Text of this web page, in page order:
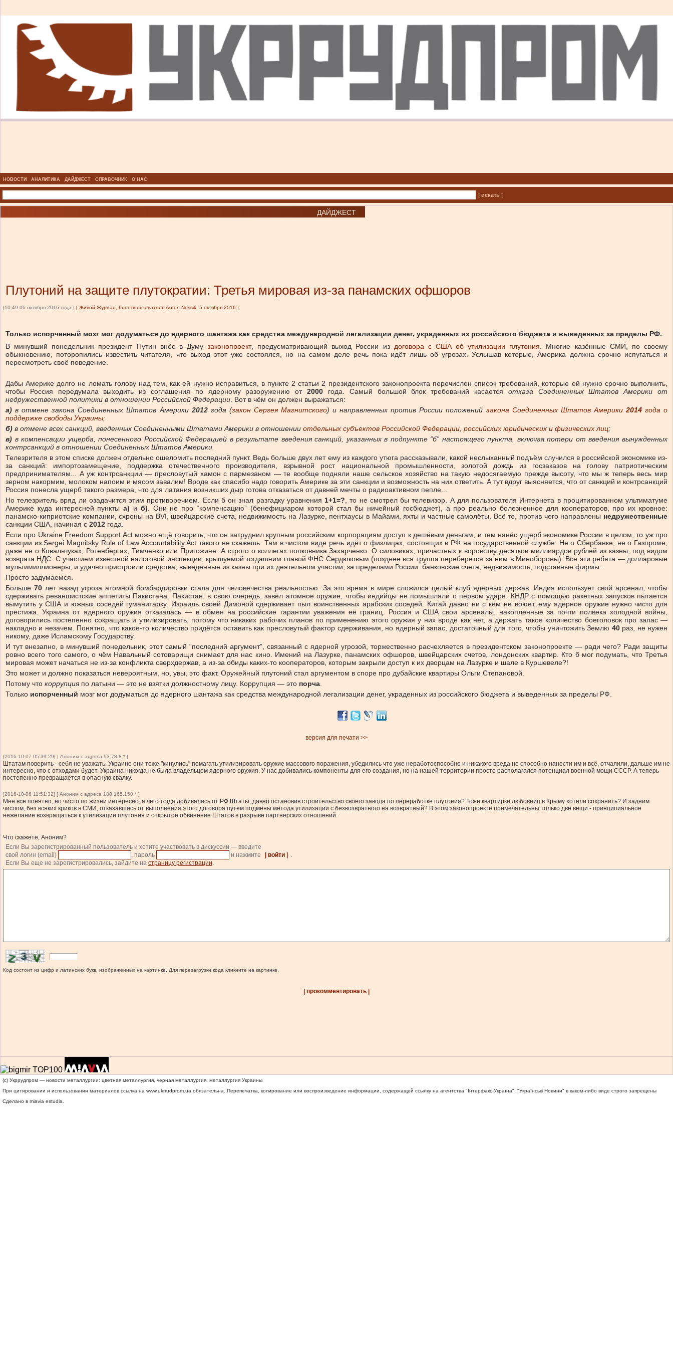
НОВОСТИ АНАЛИТИКА ДАЙДЖЕСТ СПРАВОЧНИК О НАС
| искать |
ДАЙДЖЕСТ
Плутоний на защите плутократии: Третья мировая из-за панамских офшоров
[10:49 06 октября 2016 года ] [ Живой Журнал, блог пользователя Anton Nossik, 5 октября 2016 ]
Только испорченный мозг мог додуматься до ядерного шантажа как средства международной легализации денег, украденных из российского бюджета и выведенных за пределы РФ.
В минувший понедельник президент Путин внёс в Думузаконопроект, предусматривающий выход России из договора с США об утилизации плутония . Многие казённые СМИ, по своему
обыкновению, поторопились известить читателя, что выход этот уже состоялся, но на самом деле речь пока идёт лишь об угрозах. Услышав которые, Америка должна срочно испугаться и
пересмотреть своё поведение.
Дабы Америке долго не ломать голову над тем, как ей нужно исправиться, в пункте 2 статьи 2 президентского законопроекта перечислен список требований, которые ей нужно срочно выполнить,
чтобы Россия передумала выходить из соглашения по ядерному разоружению от2000 года. Самый большой блок требований касается отказа Соединенных Штатов Америки от
недружественной политики в отношении Российской Федерации . Вот в чём он должен выражаться:
а) в отмене закона Соединенных Штатов Америки 2012года (закон Сергея Магнитского) и направленных против России положений закона Соединенных Штатов Америки 2014года о
поддержке свободы Украины;
б) в отмене всех санкций, введенных Соединенными Штатами Америки в отношении отдельных субъектов Российской Федерации, российских юридических и физических лиц;
в) в компенсации ущерба, понесенного Российской Федерацией в результате введения санкций, указанных в подпункте “б” настоящего пункта, включая потери от введения вынужденных
контрсанкций в отношении Соединенных Штатов Америки.
Телезрителя в этом списке должен отдельно ошеломить последний пункт. Ведь больше двух лет ему из каждого утюга рассказывали, какой неслыханный подъём случился в российской экономике из-
за санкций: импортозамещение, поддержка отечественного производителя, взрывной рост национальной промышленности, золотой дождь из госзаказов на голову патриотическим
предпринимателям... А уж контрсанкции — пресловутый хамон с пармезаном — те вообще подняли наше сельское хозяйство на такую недосягаемую прежде высоту, что мы ж теперь весь мир
зерном накормим, молоком напоим и мясом завалим! Вроде как спасибо надо говорить Америке за эти санкции и возможность на них ответить. А тут вдруг выясняется, что от санкций и контрсанкций
Россия понесла ущерб такого размера, что для латания возникших дыр готова отказаться от давней мечты о радиоактивном пепле...
Но телезритель вряд ли озадачится этим противоречием. Если б он знал разгадку уравнения 1+1=? , то не смотрел бы телевизор. А для пользователя Интернета в процитированном ультиматуме
Америке куда интересней пунктыа) и б) . Они не про “компенсацию” (бенефициаром которой стал бы ничейный госбюджет), а про реально болезненное для кооператоров, про их кровное:
панамско-киприотские компании, схроны на BVI, швейцарские счета, недвижимость на Лазурке, пентхаусы в Майами, яхты и частные самолёты. Всё то, против чего направлены недружественные
санкции США, начиная с 2012 года.
Если про Ukraine Freedom Support Act можно ещё говорить, что он затруднил крупным российским корпорациям доступ к дешёвым деньгам, и тем нанёс ущерб экономике России в целом, то уж про
санкции из Sergei Magnitsky Rule of Law Accountability Act такого не скажешь. Там в чистом виде речь идёт о физлицах, состоящих в РФ на государственной службе. Не о Сбербанке, не о Газпроме,
даже не о Ковальчуках, Ротенбергах, Тимченко или Пригожине. А строго о коллегах полковника Захарченко. О силовиках, причастных к воровству десятков миллиардов рублей из казны, под видом
возврата НДС. С участием известной налоговой инспекции, крышуемой тогдашним главой ФНС Сердюковым (позднее вся труппа переберётся за ним в Минобороны). Все эти ребята — долларовые
мультимиллионеры, и удачно пристроили средства, выведенные из казны при их деятельном участии, за пределами России: банковские счета, недвижимость, подставные фирмы...
Просто задумаемся.
Больше 70лет назад угроза атомной бомбардировки стала для человечества реальностью. За это время в мире сложился целый клуб ядерных держав. Индия использует свой арсенал, чтобы
сдерживать реваншистские аппетиты Пакистана. Пакистан, в свою очередь, завёл атомное оружие, чтобы индийцы не помышляли о первом ударе. КНДР с помощью ракетных запусков пытается
вымутить у США и южных соседей гуманитарку. Израиль своей Димоной сдерживает пыл воинственных арабских соседей. Китай давно ни с кем не воюет, ему ядерное оружие нужно чисто для
престижа. Украина от ядерного оружия отказалась — в обмен на российские гарантии уважения её границ. Россия и США свои арсеналы, накопленные за почти полвека холодной войны,
договорились постепенно сокращать и утилизировать, потому что никаких рабочих планов по применению этого оружия у них вроде как нет, а держать такое количество боеголовок про запас —
накладно и незачем. Понятно, что какое-то количество придётся оставить как пресловутый фактор сдерживания, но ядерный запас, достаточный для того, чтобы уничтожить Землю 40раз, не нужен
никому, даже Исламскому Государству.
И тут внезапно, в минувший понедельник, этот самый “последний аргумент”, связанный с ядерной угрозой, торжественно расчехляется в президентском законопроекте — ради чего? Ради защиты
ровно всего того самого, о чём Навальный сотоварищи снимает для нас кино. Имений на Лазурке, панамских офшоров, швейцарских счетов, лондонских квартир. Кто б мог подумать, что Третья
мировая может начаться не из-за конфликта сверхдержав, а из-за обиды каких-то кооператоров, которым закрыли доступ к их дворцам на Лазурке и шале в Куршевеле?!
Это может и должно показаться невероятным, но, увы, это факт. Оружейный плутоний стал аргументом в споре про дубайские квартиры Ольги Степановой.
Потому что коррупция по латыни — это не взятки должностному лицу. Коррупция — это порча
Только испорченный мозг мог додуматься до ядерного шантажа как средства международной легализации денег, украденных из российского бюджета и выведенных за пределы РФ.
версия для печати >>
[2016-10-07 05:39:29] [ Аноним с адреса 93.78.8.* ]
Штатам поверить - себя не уважать. Украине они тоже "кинулись" помагать утилизировать оружие массового поражения, убедились что уже неработоспособно и никакого вреда не способно нанести им и всё, отчалили, дальше им не
интересно, что с отходами будет. Украина никогда не была владельцем ядерного оружия. У нас добивались компоненты для его создания, но на нашей территории просто располагался потенциал военной мощи СССР. А теперь
постепенно превращается в опасную свалку.
[2016-10-06 11:51:32] [ Аноним с адреса 188.165.150.* ]
Мне все понятно, но чисто по жизни интересно, а чего тогда добивались от РФ Штаты, давно остановив строительство своего завода по переработке плутония? Тоже квартирки любовниц в Крыму хотели сохранить? И задним
числом, без всяких криков в СМИ, отказавшись от выполнения этого договора путем подмены метода утилизации с безвозвратного на возвратный? В этом законопроекте примечательны только две вещи - принципиальное
нежелание возвращаться к утилизации плутония и открытое обвинение Штатов в разрыве партнерских отношений.
Что скажете, Аноним?
Если Вы зарегистрированный пользователь и хотите участвовать в дискуссии — введите
свой логин (email)
, пароль и нажмите | войти |
.
Если Вы еще не зарегистрировались, зайдите на страницу регистрации.
Код состоит из цифр и латинских букв, изображенных на картинке. Для перезагрузки кода кликните на картинке.
| прокомментировать |
(c) Укррудпром — новости металлургии: цветная металлургия, черная металлургия, металлургия Украины
При цитировании и использовании материалов ссылка на www.ukrrudprom.ua обязательна. Перепечатка, копирование или воспроизведение информации, содержащей ссылку на агентства "Iнтерфакс-Україна", "Українськi Новини" в каком-либо виде строго запрещены
Сделано в miavia estudia.